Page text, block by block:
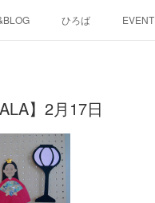
ひろば EVENT
】2月17日